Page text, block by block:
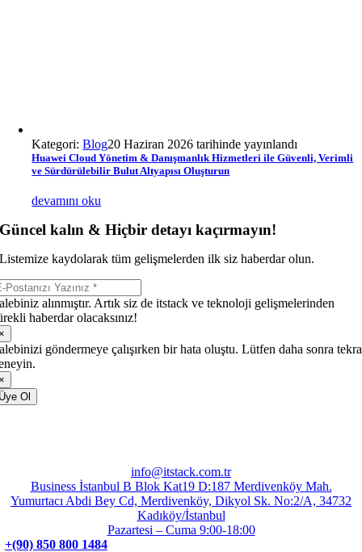
Kategori:Blog20 Haziran 2026 tarihinde yayınlandı
Huawei Cloud Yönetim & Danışmanlık Hizmetleri ile Güvenli, Verimli
ve Sürdürülebilir Bulut Altyapısı Oluşturun
devamını oku
Güncel kalın & Hiçbir detayı kaçırmayın!
Listemize kaydolarak tüm gelişmelerden ilk siz haberdar olun.
alınmıştır. Artık siz de itstack ve teknoloji gelişmelerinden
haberdar olacaksınız!
göndermeye çalışırken bir hata oluştu. Lütfen daha sonra
Ol
info@itstack.com.tr
Business İstanbul B Blok Kat19 D:187 Merdivenköy Mah.
Yumurtacı Abdi Bey Cd, Merdivenköy, Dikyol Sk. No:2/A, 34732
Kadıköy/İstanbul
Pazartesi – Cuma 9:00-18:00
+(90) 850 800 1484